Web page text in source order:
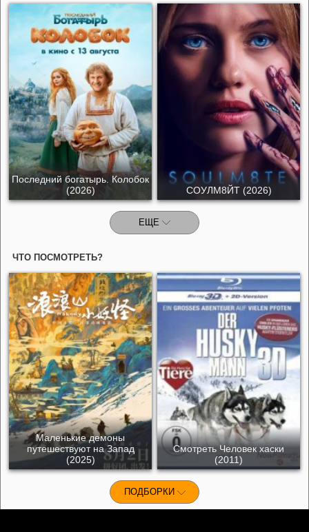
Последний богатырь. Колобок
(2026)
СОУЛМ8ЙТ (2026)
ЕЩЕ
ЧТО ПОСМОТРЕТЬ?
Маленькие демоны
путешествуют на Запад
(2025)
Смотреть Человек хаски
(2011)
ПОДБОРКИ